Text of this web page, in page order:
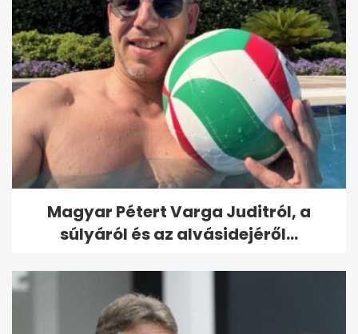
Magyar Pétert Varga Juditról, a
súlyáról és az alvásidejéről...